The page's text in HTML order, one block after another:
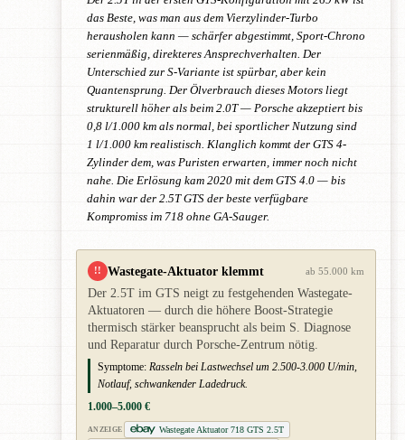
das Beste, was man aus dem Vierzylinder-Turbo
herausholen kann — schärfer abgestimmt, Sport-Chrono
serienmäßig, direkteres Ansprechverhalten. Der
Unterschied zur S-Variante ist spürbar, aber kein
Quantensprung. Der Ölverbrauch dieses Motors liegt
strukturell höher als beim 2.0T — Porsche akzeptiert bis
0,8 l/1.000 km als normal, bei sportlicher Nutzung sind
1 l/1.000 km realistisch. Klanglich kommt der GTS 4-
Zylinder dem, was Puristen erwarten, immer noch nicht
nahe. Die Erlösung kam 2020 mit dem GTS 4.0 — bis
dahin war der 2.5T GTS der beste verfügbare
Kompromiss im 718 ohne GA-Sauger.
!! Wastegate-Aktuator klemmt ab 55.000 km
Der 2.5T im GTS neigt zu festgehenden Wastegate-
Aktuatoren — durch die höhere Boost-Strategie
thermisch stärker beansprucht als beim S. Diagnose
und Reparatur durch Porsche-Zentrum nötig.
Symptome: Rasseln bei Lastwechsel um 2.500-3.000 U/min,
Notlauf, schwankender Ladedruck.
1.000–5.000 €
ANZEIGE
Wastegate Aktuator 718 GTS 2.5T